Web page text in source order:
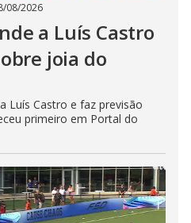
08/2026
a Luís Castro
joia do
Luís Castro e faz previsão
primeiro em Portal do